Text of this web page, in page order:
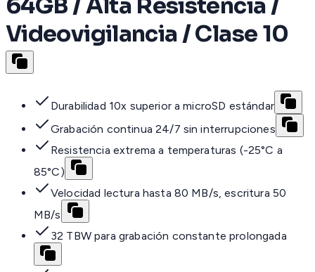
Videovigilancia / Clase 10
Durabilidad 10x superior a microSD estándar
Grabación continua 24/7 sin interrupciones
Resistencia extrema a temperaturas (-25°C a
85°C)
Velocidad lectura hasta 80 MB/s, escritura 50
MB/s
32 TBW para grabación constante prolongada